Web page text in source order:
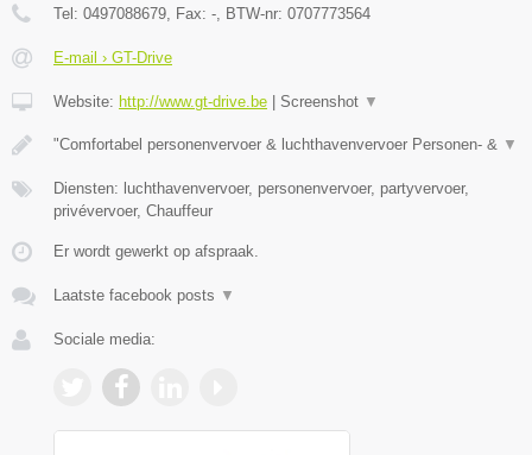
Tel: 0497088679, Fax: -, BTW-nr: 0707773564
E-mail › GT-Drive
Website: http://www.gt-drive.be Screenshot ▼
"Comfortabel personenvervoer & luchthavenvervoer Personen- & ▼
Diensten: luchthavenvervoer, personenvervoer, partyvervoer,
privévervoer, Chauffeur
Er wordt gewerkt op afspraak.
Laatste facebook posts ▼
Sociale media: